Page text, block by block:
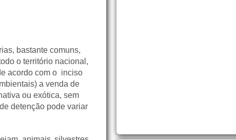
bastante comuns,
o território nacional,
acordo com o inciso
a venda de
ou exótica, sem
detenção pode variar